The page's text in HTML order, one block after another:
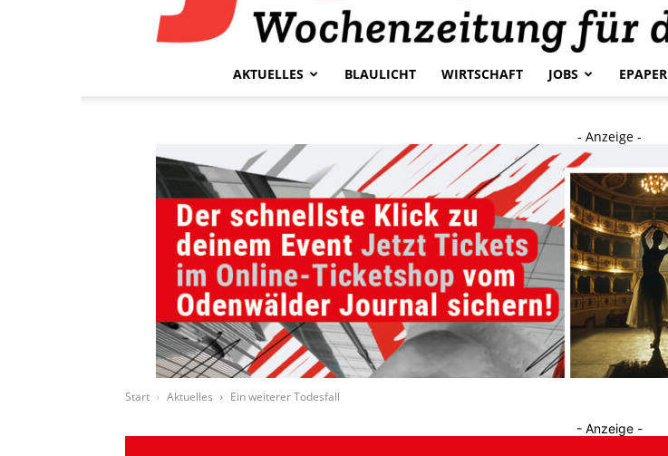
Journal
AKTUELLES BLAULICHT WIRTSCHAFT JOBS EPAPER
- Anzeige -
Start Aktuelles Ein weiterer Todesfall
- Anzeige -